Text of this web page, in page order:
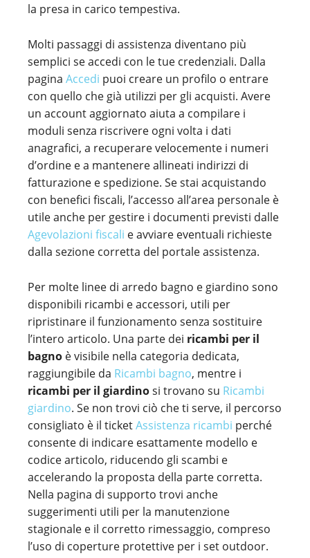
la presa in carico tempestiva.
Molti passaggi di assistenza diventano più
semplici se accedi con le tue credenziali. Dalla
pagina Accedi puoi creare un profilo o entrare
con quello che già utilizzi per gli acquisti. Avere
un account aggiornato aiuta a compilare i
moduli senza riscrivere ogni volta i dati
anagrafici, a recuperare velocemente i numeri
d’ordine e a mantenere allineati indirizzi di
fatturazione e spedizione. Se stai acquistando
con benefici fiscali, l’accesso all’area personale è
utile anche per gestire i documenti previsti dalle
Agevolazioni fiscali e avviare eventuali richieste
dalla sezione corretta del portale assistenza.
Per molte linee di arredo bagno e giardino sono
disponibili ricambi e accessori, utili per
ripristinare il funzionamento senza sostituire
l’intero articolo. Una parte dei ricambi per il
bagno è visibile nella categoria dedicata,
raggiungibile da Ricambi bagno, mentre i
ricambi per il giardinosi trovano su Ricambi
giardino. Se non trovi ciò che ti serve, il percorso
consigliato è il ticketAssistenza ricambi perché
consente di indicare esattamente modello e
codice articolo, riducendo gli scambi e
accelerando la proposta della parte corretta.
Nella pagina di supporto trovi anche
suggerimenti utili per la manutenzione
stagionale e il corretto rimessaggio, compreso
l’uso di coperture protettive per i set outdoor.